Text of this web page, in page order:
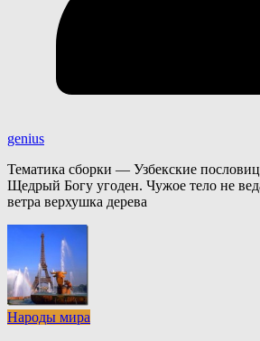
genius
Тематика сборки — Узбекские
Щедрый Богу угоден. Чужое тело не
ветра верхушка дерева
Народы мира